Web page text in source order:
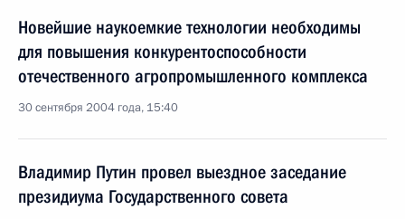
Новейшие наукоемкие технологии необходимы
для повышения конкурентоспособности
отечественного агропромышленного комплекса
30 сентября 2004 года, 15:40
Владимир Путин провел выездное заседание
президиума Государственного совета